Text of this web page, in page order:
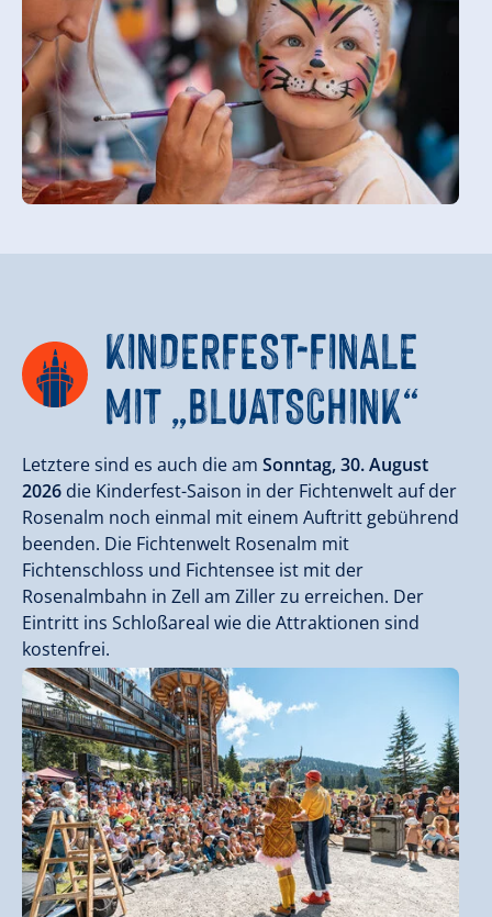
KINDERFEST-FINALE
MIT „BLUATSCHINK“
Letztere sind es auch die am Sonntag, 30. August
2026 die Kinderfest-Saison in der Fichtenwelt auf der
Rosenalm noch einmal mit einem Auftritt gebührend
beenden. Die Fichtenwelt Rosenalm mit
Fichtenschloss und Fichtensee ist mit der
Rosenalmbahn in Zell am Ziller zu erreichen. Der
Eintritt ins Schloßareal wie die Attraktionen sind
kostenfrei.